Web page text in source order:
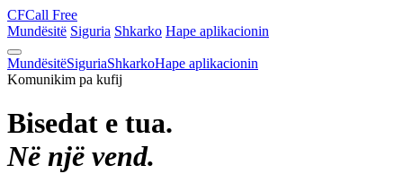
CFCall Free
Mundësitë Siguria Shkarko Hape aplikacionin
MundësitëSiguriaShkarkoHape aplikacionin
Komunikim pa kufij
Bisedat e tua.
Në një vend.